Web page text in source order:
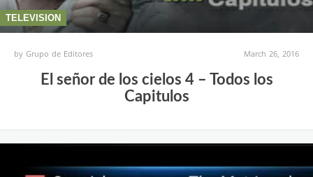
TELEVISION
byGrupo de Editores March 26, 2016
El señor de los cielos 4 – Todos los
Capitulos